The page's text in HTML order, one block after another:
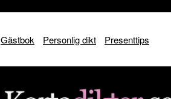
Gästbok Personlig dikt Presenttips